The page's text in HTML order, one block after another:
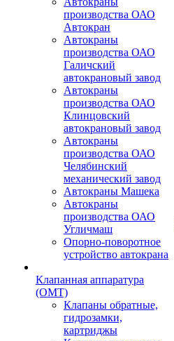
производства ОАО
Автокран
Автокраны
производства ОАО
Галичский
автокрановый завод
Автокраны
производства ОАО
Клинцовский
автокрановый завод
Автокраны
производства ОАО
Челябинский
механический завод
Автокраны Машека
Автокраны
производства ОАО
Угличмаш
Опорно-поворотное
устройство автокрана
Клапанная аппаратура
(OMT)
Клапаны обратные,
гидрозамки,
картриджы